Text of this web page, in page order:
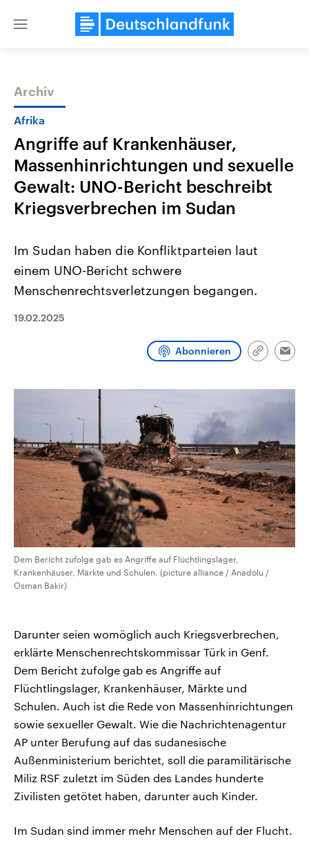
Close
Themen
Aktuelle Beiträge, Analysen und
Wirtschaftlich und militärisch
gehören die Vereinigten Staaten zu
den mächtigsten Ländern der Erde,
aktuelle Weltgeschehen.
Aktuelle Lage und
Oktober 2023 auf Israel
Region wieder die Gewalt
Programm Podcasts
Archiv
Afrika
Angriffe auf Krankenhäuser,
Massenhinrichtungen und sexuelle
Gewalt: UNO-Bericht beschreibt
Kriegsverbrechen im Sudan
Im Sudan haben die Konfliktparteien laut
einem UNO-Bericht schwere
Menschenrechtsverletzungen begangen.
19.02.2025
Abonnieren
Link
Dem Bericht zufolge gab es Angriffe auf Flüchtlingslager,
Krankenhäuser, Märkte und Schulen. (picture alliance / Anadolu /
Osman Bakir)
Darunter seien womöglich auch Kriegsverbrechen,
erklärte Menschenrechtskommissar Türk in Genf.
Dem Bericht zufolge gab es Angriffe auf
Flüchtlingslager, Krankenhäuser, Märkte und
Schulen. Auch ist die Rede von Massenhinrichtungen
sowie sexueller Gewalt. Wie die Nachrichtenagentur
AP unter Berufung auf das sudanesische
Außenministerium berichtet, soll die paramilitärische
Miliz RSF zuletzt im Süden des Landes hunderte
Zivilisten getötet haben, darunter auch Kinder.
Im Sudan sind immer mehr Menschen auf der Flucht.